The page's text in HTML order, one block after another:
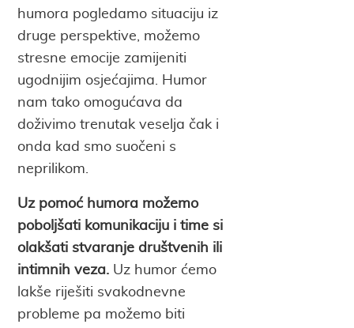
humora pogledamo situaciju iz
druge perspektive, možemo
stresne emocije zamijeniti
ugodnijim osjećajima. Humor
nam tako omogućava da
doživimo trenutak veselja čak i
onda kad smo suočeni s
neprilikom.
Uz pomoć humora možemo
poboljšati komunikaciju i time si
olakšati stvaranje društvenih ili
intimnih veza. Uz humor ćemo
lakše riješiti svakodnevne
probleme pa možemo biti